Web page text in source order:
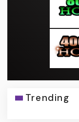
Trending